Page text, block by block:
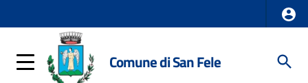
Comune di San Fele